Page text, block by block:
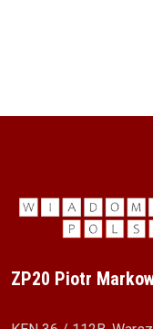
ZP20 Piotr